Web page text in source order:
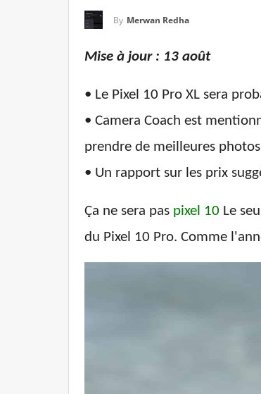
By Merwan Redha
Mise à jour : 13 août
• Le Pixel 10 Pro XL sera
• Camera Coach est
prendre de meilleures
• Un rapport sur les prix
Ça ne sera pas pixel 10 Le
du Pixel 10 Pro. Comme